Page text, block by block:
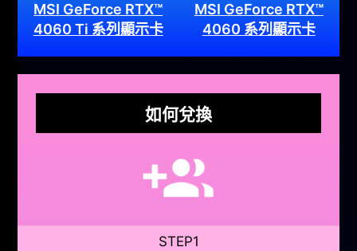
MSI GeForce RTX™
4060 Ti 系列顯示卡
MSI GeForce RTX™
4060 系列顯示卡
如何兌換
STEP1